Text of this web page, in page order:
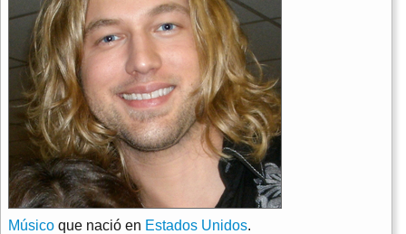
Músico que nació en Estados Unidos.